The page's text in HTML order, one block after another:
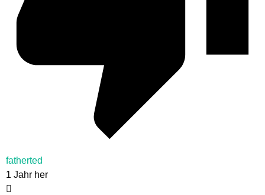
fatherted
1 Jahr her